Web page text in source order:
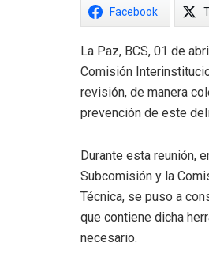
Facebook
La Paz, BCS, 01 de
Comisión
revisión, de manera
prevención de este
Durante esta reunión,
Subcomisión y la
Técnica, se puso a
que contiene dicha
necesario.